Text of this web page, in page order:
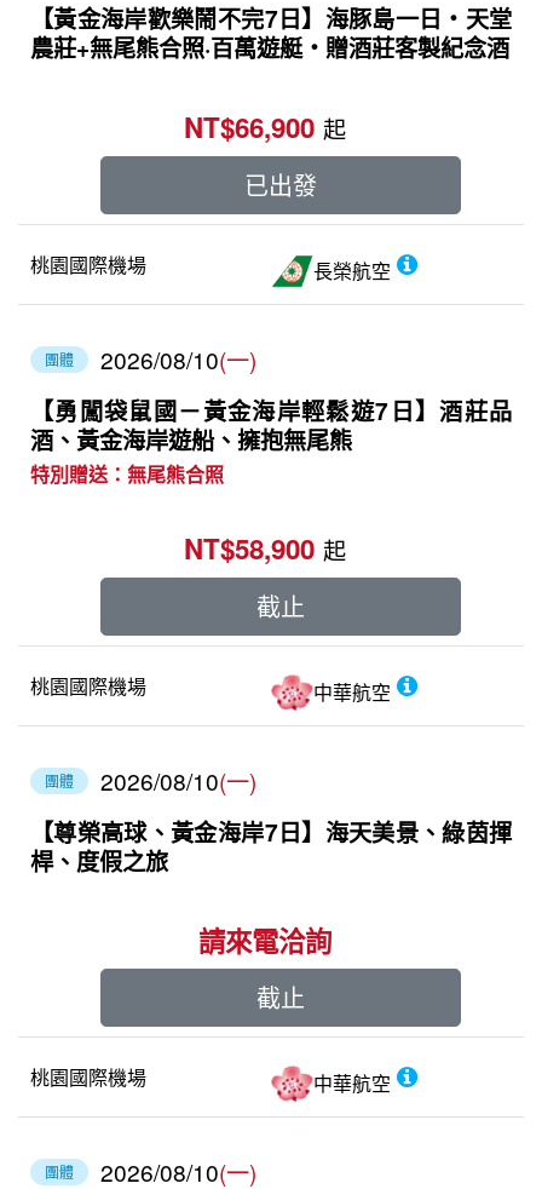
【黃金海岸歡樂鬧不完7日】海豚島一日‧天堂
農莊+無尾熊合照·百萬遊艇‧贈酒莊客製紀念酒
桃園國際機場 長榮航空
NT$66,900 起
已出發
團體 2026/08/10(一)
【勇闖袋鼠國－黃金海岸輕鬆遊7日】酒莊品
酒、黃金海岸遊船、擁抱無尾熊
特別贈送：無尾熊合照
桃園國際機場 中華航空
NT$58,900 起
截止
團體 2026/08/10(一)
【尊榮高球、黃金海岸7日】海天美景、綠茵揮
桿、度假之旅
桃園國際機場 中華航空
請來電洽詢
截止
團體 2026/08/10(一)